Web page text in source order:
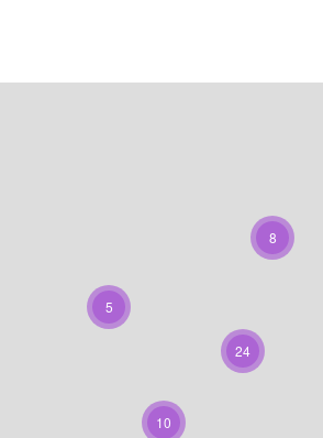
5
8
10
24